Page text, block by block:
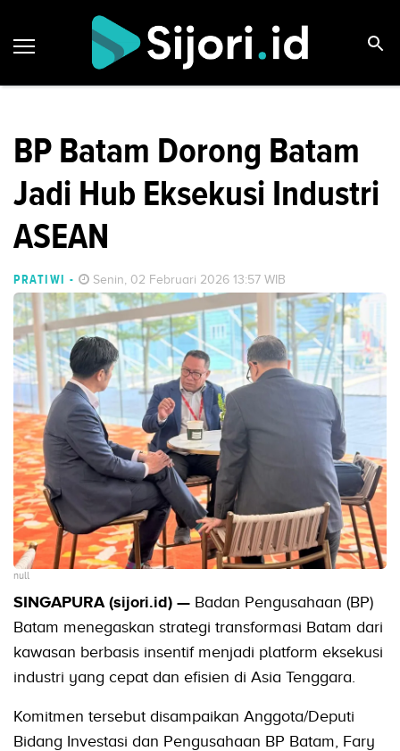
BP Batam Dorong Batam
Jadi Hub Eksekusi Industri
ASEAN
PRATIWI - Senin, 02 Februari 2026 13:57 WIB
null
SINGAPURA (sijori.id) — Badan Pengusahaan (BP)
Batam menegaskan strategi transformasi Batam dari
kawasan berbasis insentif menjadi platform eksekusi
industri yang cepat dan efisien di Asia Tenggara.
Komitmen tersebut disampaikan Anggota/Deputi
Bidang Investasi dan Pengusahaan BP Batam, Fary